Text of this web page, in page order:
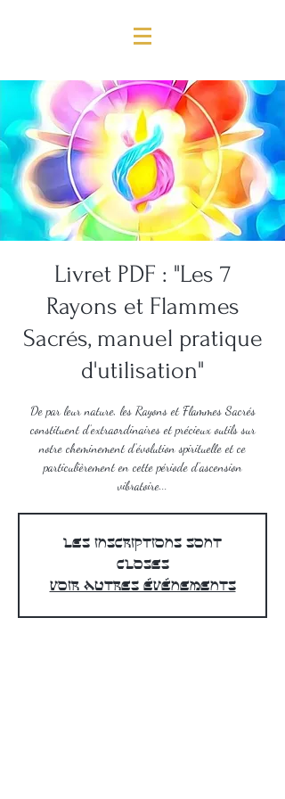
Livret PDF : "Les 7
Rayons et Flammes
Sacrés, manuel pratique
d'utilisation"
De par leur nature, les Rayons et Flammes Sacrés
constituent d’extraordinaires et précieux outils sur
notre cheminement d’évolution spirituelle et ce
particulièrement en cette période d’ascension
vibratoire...
Les inscriptions sont
closes
Voir autres événements